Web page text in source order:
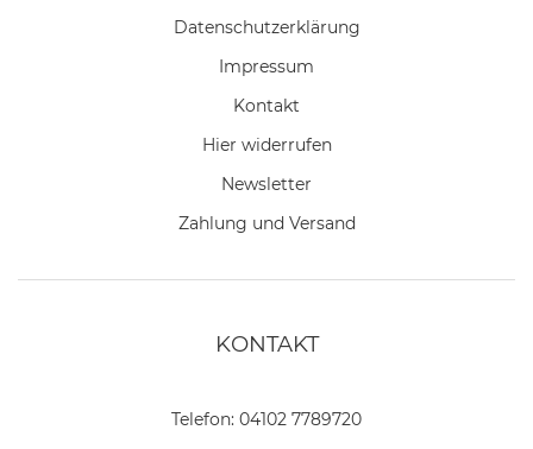
Daten­schutz­erklärung
Impressum
Kontakt
Hier widerrufen
Newsletter
Zahlung und Versand
KONTAKT
Telefon: 04102 7789720